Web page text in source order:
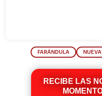
FARÁNDULA
RECIBE LAS